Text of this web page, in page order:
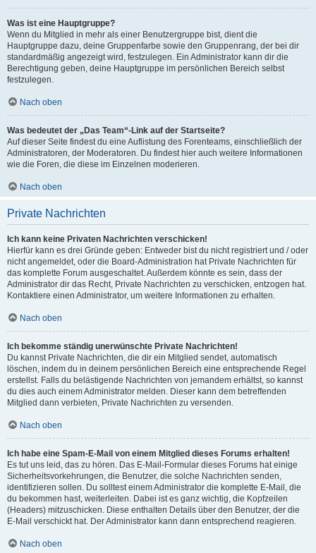
Was ist eine Hauptgruppe?
Wenn du Mitglied in mehr als einer Benutzergruppe bist, dient die
Hauptgruppe dazu, deine Gruppenfarbe sowie den Gruppenrang, der bei dir
standardmäßig angezeigt wird, festzulegen. Ein Administrator kann dir die
Berechtigung geben, deine Hauptgruppe im persönlichen Bereich selbst
festzulegen.
Nach oben
Was bedeutet der „Das Team“-Link auf der Startseite?
Auf dieser Seite findest du eine Auflistung des Forenteams, einschließlich der
Administratoren, der Moderatoren. Du findest hier auch weitere Informationen
wie die Foren, die diese im Einzelnen moderieren.
Nach oben
Private Nachrichten
Ich kann keine Privaten Nachrichten verschicken!
Hierfür kann es drei Gründe geben: Entweder bist du nicht registriert und / oder
nicht angemeldet, oder die Board-Administration hat Private Nachrichten für
das komplette Forum ausgeschaltet. Außerdem könnte es sein, dass der
Administrator dir das Recht, Private Nachrichten zu verschicken, entzogen hat.
Kontaktiere einen Administrator, um weitere Informationen zu erhalten.
Nach oben
Ich bekomme ständig unerwünschte Private Nachrichten!
Du kannst Private Nachrichten, die dir ein Mitglied sendet, automatisch
löschen, indem du in deinem persönlichen Bereich eine entsprechende Regel
erstellst. Falls du belästigende Nachrichten von jemandem erhältst, so kannst
du dies auch einem Administrator melden. Dieser kann dem betreffenden
Mitglied dann verbieten, Private Nachrichten zu versenden.
Nach oben
Ich habe eine Spam-E-Mail von einem Mitglied dieses Forums erhalten!
Es tut uns leid, das zu hören. Das E-Mail-Formular dieses Forums hat einige
Sicherheitsvorkehrungen, die Benutzer, die solche Nachrichten senden,
identifizieren sollen. Du solltest einem Administrator die komplette E-Mail, die
du bekommen hast, weiterleiten. Dabei ist es ganz wichtig, die Kopfzeilen
(Headers) mitzuschicken. Diese enthalten Details über den Benutzer, der die
E-Mail verschickt hat. Der Administrator kann dann entsprechend reagieren.
Nach oben